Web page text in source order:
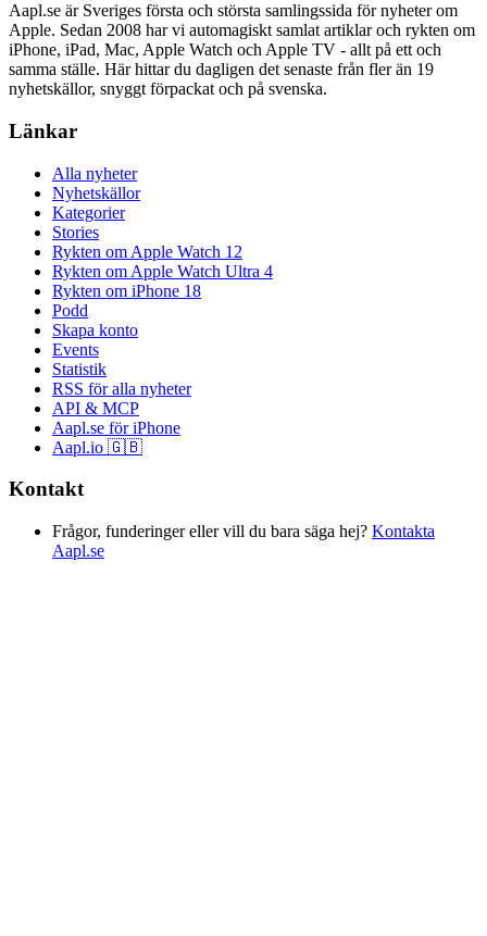
Aapl.se är Sveriges första och största samlingssida för nyheter om
Apple. Sedan 2008 har vi automagiskt samlat artiklar och rykten om
iPhone, iPad, Mac, Apple Watch och Apple TV - allt på ett och
samma ställe. Här hittar du dagligen det senaste från fler än 19
nyhetskällor, snyggt förpackat och på svenska.
Länkar
Alla nyheter
Nyhetskällor
Kategorier
Stories
Rykten om Apple Watch 12
Rykten om Apple Watch Ultra 4
Rykten om iPhone 18
Podd
Skapa konto
Events
Statistik
RSS för alla nyheter
API & MCP
Aapl.se för iPhone
Aapl.io 🇬🇧
Kontakt
Frågor, funderinger eller vill du bara säga hej? Kontakta
Aapl.se